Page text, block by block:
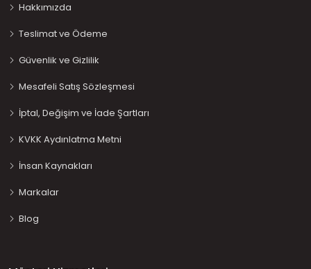
Hakkımızda
Teslimat ve Ödeme
Güvenlik ve Gizlilik
Mesafeli Satış Sözleşmesi
İptal, Değişim ve İade Şartları
KVKK Aydınlatma Metni
İnsan Kaynakları
Markalar
Blog